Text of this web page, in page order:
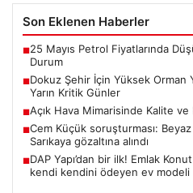
Son Eklenen Haberler
■25 Mayıs Petrol Fiyatlarında
Durum
■Dokuz Şehir İçin Yüksek Orman
Yarın Kritik Günler
■Açık Hava Mimarisinde Kalite ve
■Cem Küçük soruşturması: Beyaz
Sarıkaya gözaltına alındı
■DAP Yapı’dan bir ilk! Emlak
kendi kendini ödeyen ev modeli